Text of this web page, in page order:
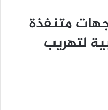
متنفذة
لتهريب